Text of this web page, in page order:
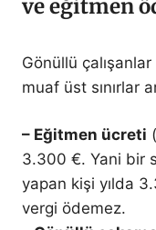
ve eğitmen
Gönüllü
muaf üst sınırlar
– Eğitmen ücreti (
3.300 €. Yani bir
yapan kişi yılda
vergi ödemez.